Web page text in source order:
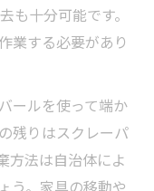
も十分可能です。
業する必要があり
ールを使って端か
残りはスクレーパ
方法は自治体によ